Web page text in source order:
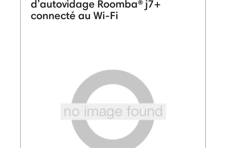
d’autovidage Roomba® j7+
connecté au Wi-Fi